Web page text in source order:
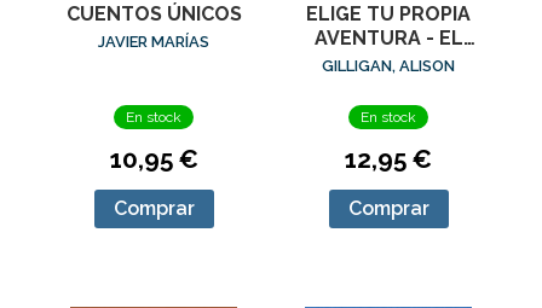
CUENTOS ÚNICOS
JAVIER MARÍAS
En stock
10,95 €
Comprar
ELIGE TU PROPIA
AVENTURA - EL
TESORO DEL
GILLIGAN, ALISON
En stock
12,95 €
Comprar